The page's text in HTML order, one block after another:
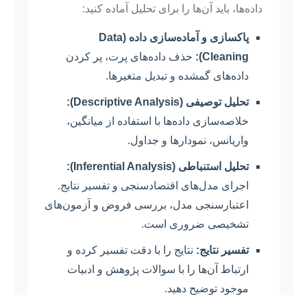
داده‌ها، باید آن‌ها را برای تحلیل آماده کنید:
پاکسازی و آماده‌سازی داده (Data
Cleaning):
حذف داده‌های پرت، پر کردن
داده‌های گمشده و تبدیل متغیرها.
تحلیل توصیفی (Descriptive Analysis):
خلاصه‌سازی داده‌ها با استفاده از میانگین،
واریانس، نمودارها و جداول.
تحلیل استنباطی (Inferential Analysis):
اجرای مدل‌های اقتصادسنجی و تفسیر نتایج.
اعتبار‌سنجی مدل، بررسی فروض و آزمون‌های
تشخیصی ضروری است.
تفسیر نتایج: نتایج را با دقت تفسیر کرده و
ارتباط آن‌ها را با سوالات پژوهش و ادبیات
موجود توضیح دهید.